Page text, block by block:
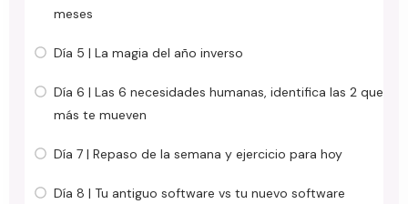
meses
Día 5 | La magia del año inverso
Día 6 | Las 6 necesidades humanas, identifica las 2 que
más te mueven
Día 7 | Repaso de la semana y ejercicio para hoy
Día 8 | Tu antiguo software vs tu nuevo software